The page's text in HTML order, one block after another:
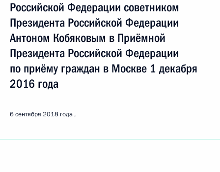
Российской Федерации советником
Президента Российской Федерации
Антоном Кобяковым в Приёмной
Президента Российской Федерации
по приёму граждан в Москве 1 декабря
2016 года
6 сентября 2018 года